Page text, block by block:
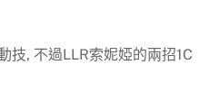
技, 不過LLR索妮婭的兩招1C